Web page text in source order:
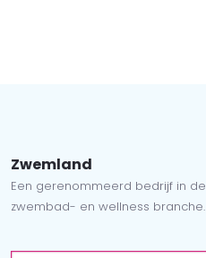
Zwemland
Een gerenommeerd bedrijf in de
zwembad- en wellness branche.